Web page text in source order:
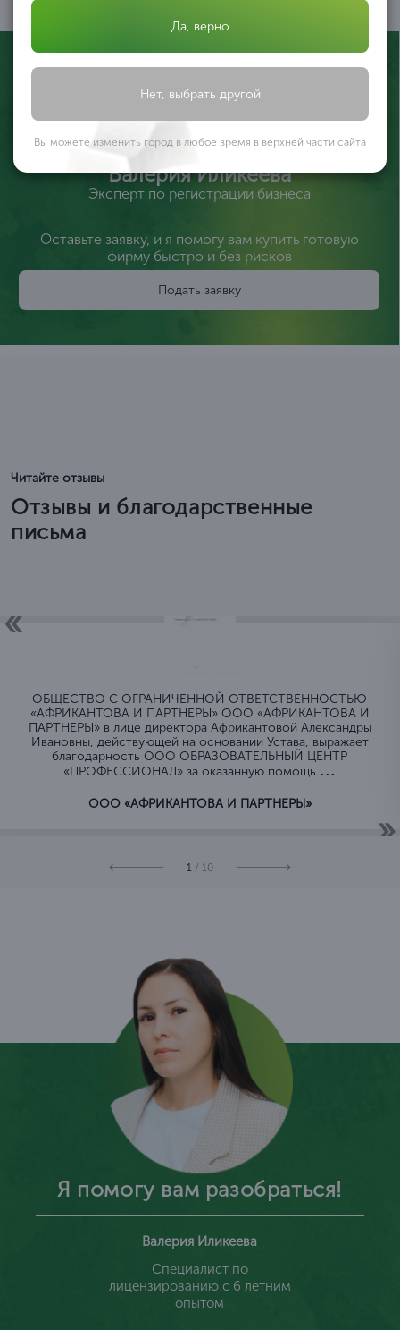
Валерия Иликеева
Эксперт по регистрации бизнеса
Оставьте заявку, и я помогу вам купить готовую
фирму быстро и без рисков
Подать заявку
Читайте отзывы
Отзывы и благодарственные
письма
ОБЩЕСТВО C ОГРАНИЧЕННОЙ ОТВЕТСТВЕННОСТЬЮ
«АФРИКАНТОВА И ПАРТНЕРЫ» ООО «АФРИКАНТОВА И
ПАРТНЕРЫ» в лице директора Африкантовой Александры
Ивановны, действующей на основании Устава, выражает
благодарность ООО ОБРАЗОВАТЕЛЬНЫЙ ЦЕНТР
«ПРОФЕССИОНАЛ» за оказанную помощь ...
ООО «АФРИКАНТОВА И ПАРТНЕРЫ»
1 / 10
Я помогу вам разобраться!
Валерия Иликеева
Специалист по
лицензированию с 6 летним
опытом
Да, верно
Нет, выбрать другой
Вы можете изменить город в любое время в верхней части сайта